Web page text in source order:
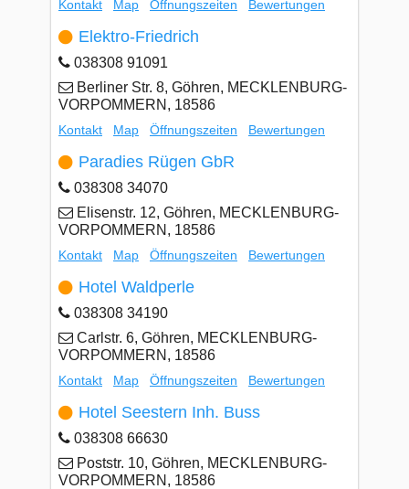
Kontakt Map Öffnungszeiten Bewertungen
Elektro-Friedrich
038308 91091
Berliner Str. 8, Göhren, MECKLENBURG-
VORPOMMERN, 18586
Kontakt Map Öffnungszeiten Bewertungen
Paradies Rügen GbR
038308 34070
Elisenstr. 12, Göhren, MECKLENBURG-
VORPOMMERN, 18586
Kontakt Map Öffnungszeiten Bewertungen
Hotel Waldperle
038308 34190
Carlstr. 6, Göhren, MECKLENBURG-
VORPOMMERN, 18586
Kontakt Map Öffnungszeiten Bewertungen
Hotel Seestern Inh. Buss
038308 66630
Poststr. 10, Göhren, MECKLENBURG-
VORPOMMERN, 18586